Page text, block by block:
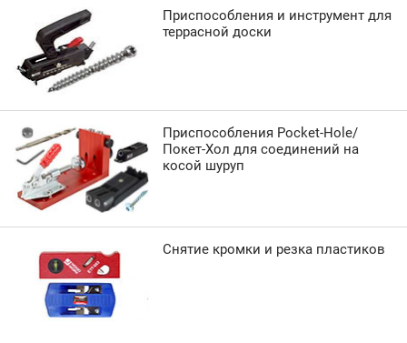
Приспособления и инструмент для
террасной доски
Приспособления Pocket-Hole/
Покет-Хол для соединений на
косой шуруп
Снятие кромки и резка пластиков